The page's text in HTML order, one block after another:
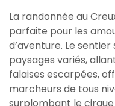
La randonnée au
parfaite pour les
d’aventure. Le
paysages variés,
falaises escarpées,
marcheurs de tous